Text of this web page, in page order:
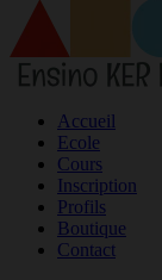
Accueil
Ecole
Cours
Inscription
Profils
Boutique
Contact